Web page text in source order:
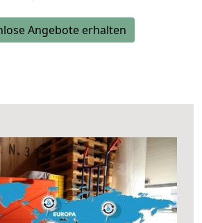
Angebote erhalten